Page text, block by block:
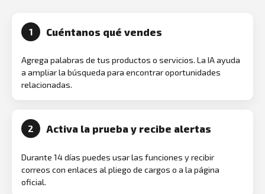
1 Cuéntanos qué vendes
Agrega palabras de tus productos o servicios. La IA ayuda
a ampliar la búsqueda para encontrar oportunidades
relacionadas.
2 Activa la prueba y recibe alertas
Durante 14 días puedes usar las funciones y recibir
correos con enlaces al pliego de cargos o a la página
oficial.